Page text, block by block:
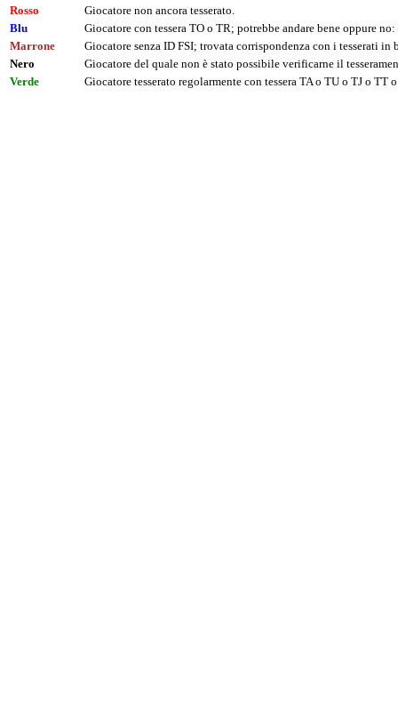
Rosso
Giocatore non ancora tesserato.
Blu
Giocatore con tessera TO o TR; potrebbe andare bene oppure
Marrone
Giocatore senza ID FSI; trovata corrispondenza con i tesserati
Nero
Giocatore del quale non è stato possibile verificarne il
Verde
Giocatore tesserato regolarmente con tessera TA o TU o TJ o TT